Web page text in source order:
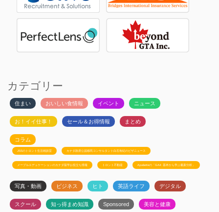
カテゴリー
住まい おいしい食情報 イベント ニュース
お！イイ仕事！ セール＆お得情報 まとめ
コラム
JSSのトロント生活相談室 カナダ政府公認移民コンサルタント白石有紀のビザニュース
メープルエデュケーションのカナダ留学お役立ち情報 トロント不動産 Ayudanteの「GA4: 基本から学ぶ最新分析」
写真・動画 ビジネス ヒト 英語ライフ デジタル
スクール 知っ得まめ知識 Sponsored 美容と健康